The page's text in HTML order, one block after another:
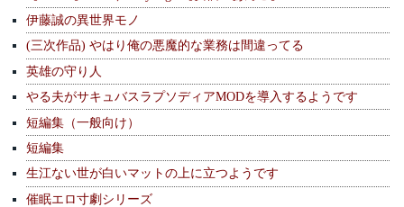
伊藤誠の異世界モノ
(三次作品) やはり俺の悪魔的な業務は間違ってる
英雄の守り人
やる夫がサキュバスラプソディアMODを導入するようです
短編集（一般向け）
短編集
生江ない世が白いマットの上に立つようです
催眠エロ寸劇シリーズ